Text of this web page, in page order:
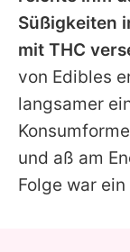
Süßigkeiten
mit THC
von Edibles
langsamer
und aß am
Folge war